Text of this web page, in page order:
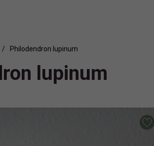
Philodendron lupinum
lupinum